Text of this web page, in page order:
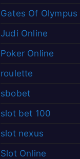
Gates Of Olympus
Judi Online
Poker Online
roulette
sbobet
slot bet 100
slot nexus
Slot Online